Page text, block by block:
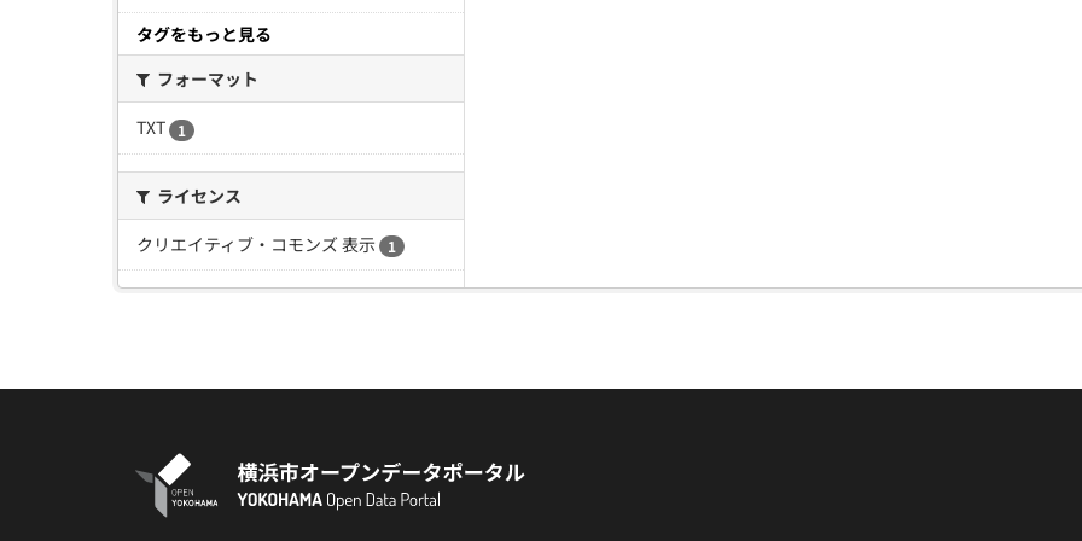
タグをもっと見る
フォーマット
TXT
1
ライセンス
クリエイティブ・コモンズ 表示
1